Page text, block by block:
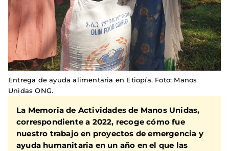
Entrega de ayuda alimentaria en Etiopía. Foto: Manos
Unidas ONG.
La Memoria de Actividades de Manos Unidas,
correspondiente a 2022, recoge cómo fue
nuestro trabajo en proyectos de emergencia y
ayuda humanitaria en un año en el que las